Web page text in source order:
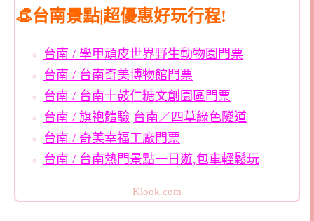
👒台南景點|超優惠好玩行程!
台南 / 學甲頑皮世界野生動物園門票
台南 / 台南奇美博物館門票
台南 / 台南十鼓仁糖文創園區門票
台南 / 旗袍體驗 台南／四草綠色隧道
台南 / 奇美幸福工廠門票
台南 / 台南熱門景點一日遊,包車輕鬆玩
Klook.com